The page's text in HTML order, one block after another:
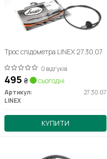
Трос спідометра LINEX 27.30.07
0 відгуків
495 ₴ сьогодні
Артикул:
27.30.07
LINEX
КУПИТИ